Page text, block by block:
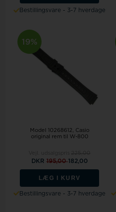
Bestillingsvare - 3-7 hverdage
19%
Model 10268612
Casio
original rem til W-800
DKR 195,00182,00
LÆG I KURV
Bestillingsvare - 3-7 hverdage